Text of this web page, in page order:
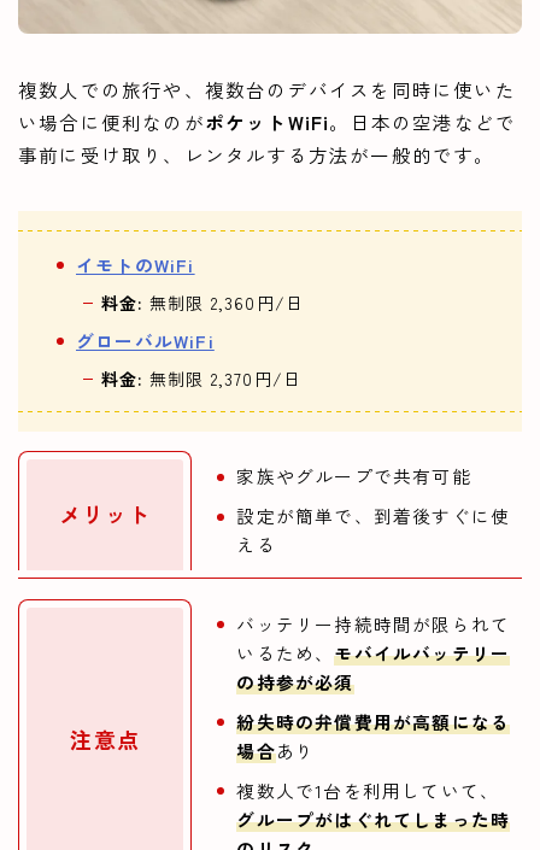
複数人での旅行や、複数台のデバイスを同時に使いた
い場合に便利なのがポケットWiFi。日本の空港などで
事前に受け取り、レンタルする方法が一般的です。
イモトのWiFi
料金: 無制限 2,360円/日
グローバルWiFi
料金: 無制限 2,370円/日
メリット
家族やグループで共有可能
設定が簡単で、到着後すぐに使
える
注意点
バッテリー持続時間が限られて
いるため、モバイルバッテリー
の持参が必須
紛失時の弁償費用が高額になる
場合あり
複数人で1台を利用していて、
グループがはぐれてしまった時